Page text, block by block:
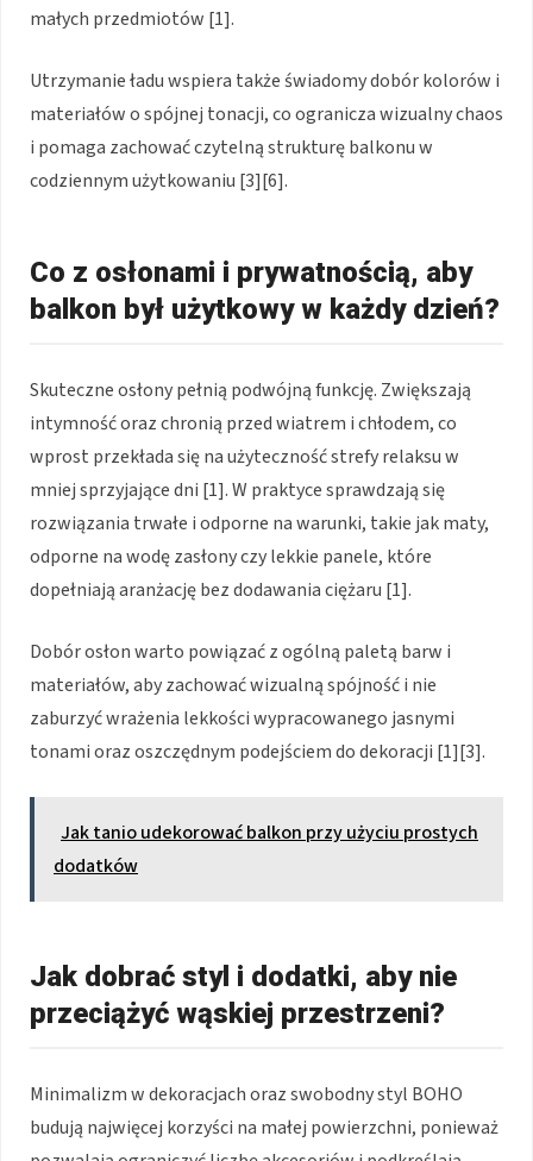
małych przedmiotów [1].
Utrzymanie ładu wspiera także świadomy dobór kolorów i
materiałów o spójnej tonacji, co ogranicza wizualny chaos
i pomaga zachować czytelną strukturę balkonu w
codziennym użytkowaniu [3][6].
Co z osłonami i prywatnością, aby
balkon był użytkowy w każdy dzień?
Skuteczne osłony pełnią podwójną funkcję. Zwiększają
intymność oraz chronią przed wiatrem i chłodem, co
wprost przekłada się na użyteczność strefy relaksu w
mniej sprzyjające dni [1]. W praktyce sprawdzają się
rozwiązania trwałe i odporne na warunki, takie jak maty,
odporne na wodę zasłony czy lekkie panele, które
dopełniają aranżację bez dodawania ciężaru [1].
Dobór osłon warto powiązać z ogólną paletą barw i
materiałów, aby zachować wizualną spójność i nie
zaburzyć wrażenia lekkości wypracowanego jasnymi
tonami oraz oszczędnym podejściem do dekoracji [1][3].
Jak tanio udekorować balkon przy użyciu prostych
dodatków
Jak dobrać styl i dodatki, aby nie
przeciążyć wąskiej przestrzeni?
Minimalizm w dekoracjach oraz swobodny styl BOHO
budują najwięcej korzyści na małej powierzchni, ponieważ